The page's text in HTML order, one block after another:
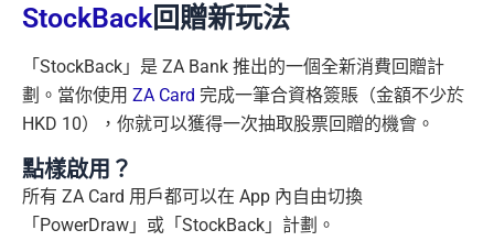
StockBack回贈新玩法
「StockBack」是 ZA Bank 推出的一個全新消費回贈計
劃。當你使用 ZA Card 完成一筆合資格簽賬（金額不少於
HKD 10），你就可以獲得一次抽取股票回贈的機會。
點樣啟用？
所有 ZA Card 用戶都可以在 App 內自由切換
「PowerDraw」或「StockBack」計劃。